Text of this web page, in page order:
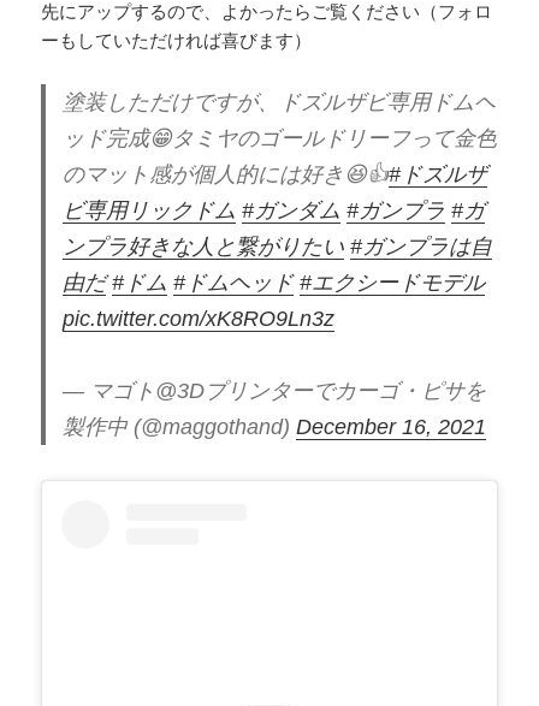
先にアップするので、よかったらご覧ください（フォロ
ーもしていただければ喜びます）
塗装しただけですが、ドズルザビ専用ドムヘ
ッド完成😁タミヤのゴールドリーフって金色
のマット感が個人的には好き😆👍#ドズルザ
ビ専用リックドム #ガンダム #ガンプラ #ガ
ンプラ好きな人と繋がりたい #ガンプラは自
由だ #ドム #ドムヘッド #エクシードモデル
pic.twitter.com/xK8RO9Ln3z
— マゴト@3Dプリンターでカーゴ・ピサを
製作中 (@maggothand)December 16, 2021